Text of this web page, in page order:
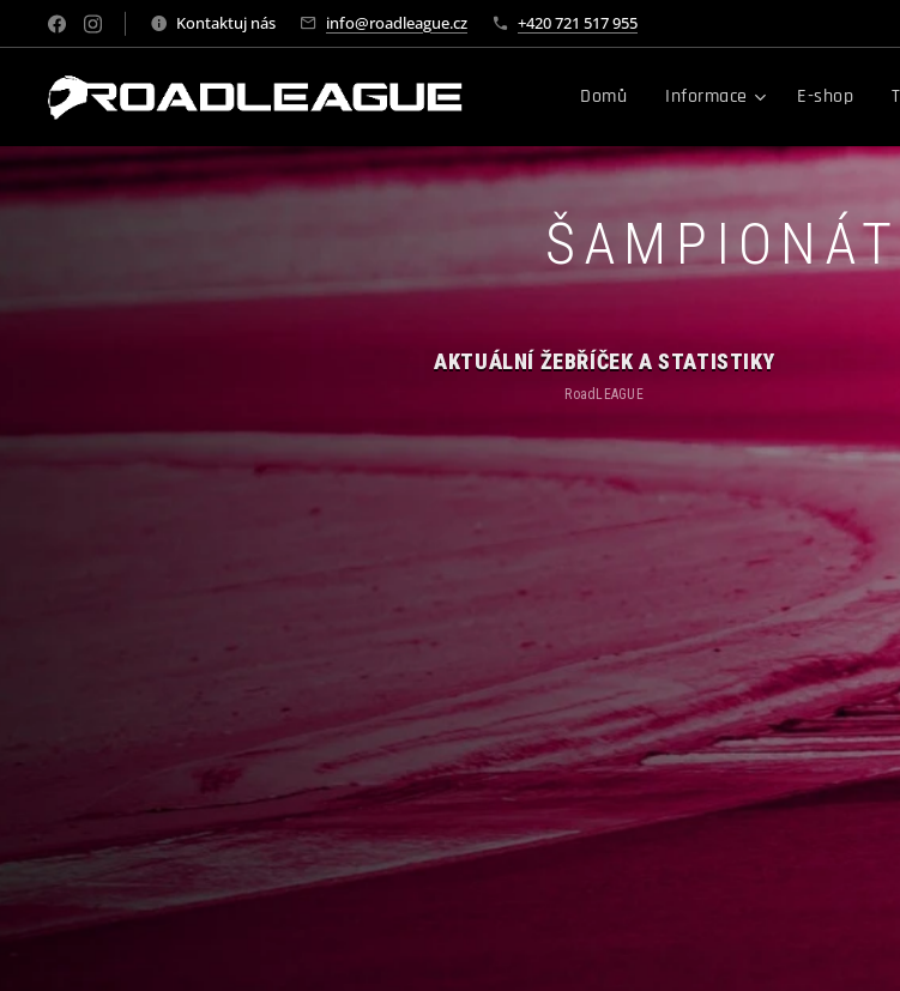
Kontaktuj nás info@roadleague.cz +420 721 517 955
Domů Informace E-shop
AKTUÁLNÍ ŽEBŘÍČEK A STATISTIKY
RoadLEAGUE